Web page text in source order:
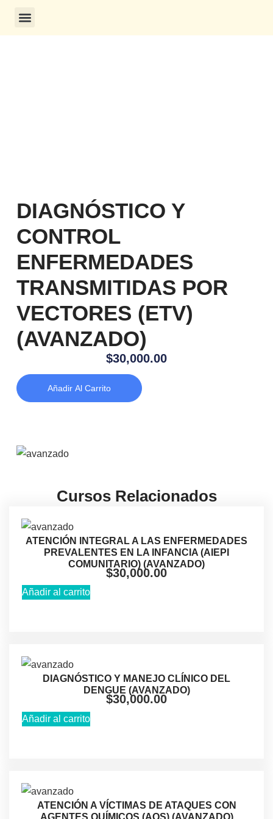
DIAGNÓSTICO Y
CONTROL
ENFERMEDADES
TRANSMITIDAS POR
VECTORES (ETV)
(AVANZADO)
$30,000.00
Añadir Al Carrito
Cursos Relacionados
ATENCIÓN INTEGRAL A LAS ENFERMEDADES
PREVALENTES EN LA INFANCIA (AIEPI
COMUNITARIO) (AVANZADO)
$30,000.00
Añadir al carrito
DIAGNÓSTICO Y MANEJO CLÍNICO DEL
DENGUE (AVANZADO)
$30,000.00
Añadir al carrito
ATENCIÓN A VÍCTIMAS DE ATAQUES CON
AGENTES QUÍMICOS (AQS) (AVANZADO)